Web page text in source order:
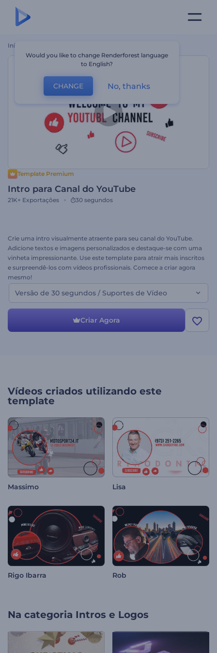
Início
Template Premium
Intro para Canal do YouTube
21K+ Exportações 30 segundos
Crie uma intro visualmente atraente para seu canal do YouTube.
Adicione textos e imagens personalizados e destaque-se com uma
vinheta impressionante. Use este template para atrair mais inscritos
e surpreendê-los com vídeos profissionais. Comece a criar agora
mesmo!
Versão de 30 segundos / Suportes de Vídeo
Criar Agora
Vídeos criados utilizando este
template
Massimo Lisa
Rigo Ibarra Rob
Na categoria Intros e Logos
Would you like to change Renderforest language
to English?
CHANGE No, thanks